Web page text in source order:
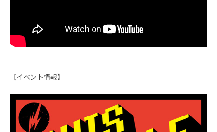
【イベント情報】